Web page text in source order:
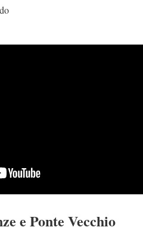
e Ponte Vecchio